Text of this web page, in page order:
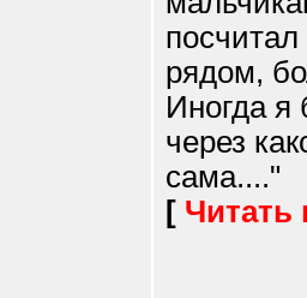
рядом,
Иногда я
через
сама...."
[ Читать